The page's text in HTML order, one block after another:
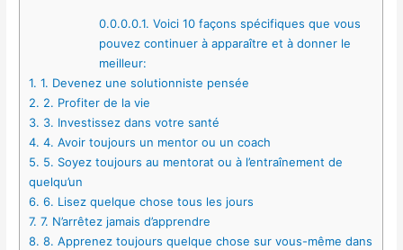
0.0.0.0.1. Voici 10 façons spécifiques que vous
pouvez continuer à apparaître et à donner le
meilleur:
1. 1. Devenez une solutionniste pensée
2. 2. Profiter de la vie
3. 3. Investissez dans votre santé
4. 4. Avoir toujours un mentor ou un coach
5. 5. Soyez toujours au mentorat ou à l’entraînement de
quelqu’un
6. 6. Lisez quelque chose tous les jours
7. 7. N’arrêtez jamais d’apprendre
8. 8. Apprenez toujours quelque chose sur vous-même dans